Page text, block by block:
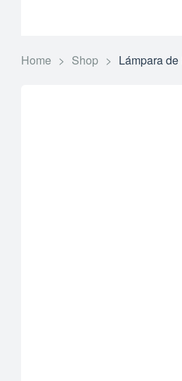
Home > Shop > Lámpara